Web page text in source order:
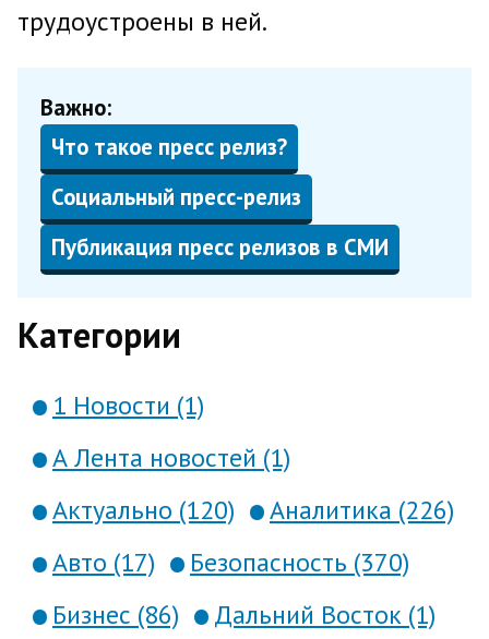
трудоустроены в ней.
Важно:
Что такое пресс релиз?
Социальный пресс-релиз
Публикация пресс релизов в СМИ
Категории
1 Новости (1)
А Лента новостей (1)
Актуально (120)
Аналитика (226)
Авто (17)
Безопасность (370)
Бизнес (86)
Дальний Восток (1)